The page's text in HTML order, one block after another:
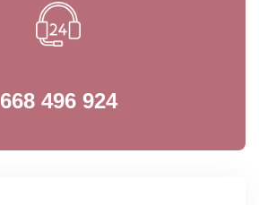
668 496 924